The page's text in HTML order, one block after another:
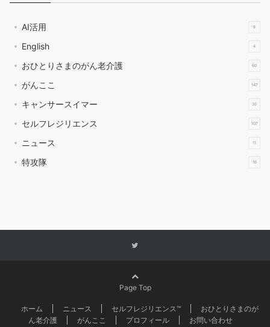
AI活用 8
English 4
おひとりさまのがん老介護 60
がんここ 147
キャンサースイマー 35
セルフレジリエンス 107
ニュース 11
特攻隊 16
Page Top
ホーム ニュース セルフレジリエンス™
おひとりさまのが
ん老介護
がんここ プロフィール お問い合わせ